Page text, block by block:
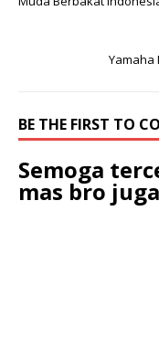
Yamaha
BE THE FIRST TO
Semoga
mas bro